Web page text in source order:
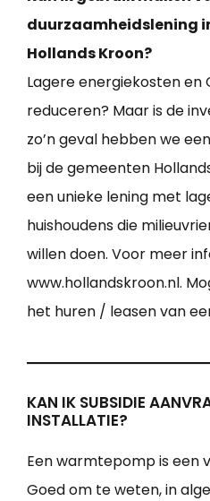
duurzaamheidslening
Hollands Kroon?
Lagere energiekosten en
reduceren? Maar is de
zo’n geval hebben we
bij de gemeenten
een unieke lening met
huishoudens die
willen doen. Voor meer
www.hollandskroon.nl.
het huren / leasen van
KAN IK SUBSIDIE
INSTALLATIE?
Een warmtepomp is een
Goed om te weten, in